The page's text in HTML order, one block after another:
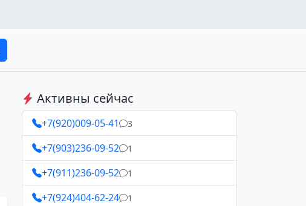
Активны сейчас
+7(920)009-05-41 3
+7(903)236-09-52 1
+7(911)236-09-52 1
+7(924)404-62-24 1